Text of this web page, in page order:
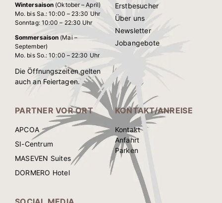
Wintersaison (Oktober – April)
Mo. bis Sa.: 10:00 – 23:30 Uhr
Sonntag: 10:00 – 22:30 Uhr
Sommersaison (Mai –
September)
Mo. bis So.: 10:00 – 22:30 Uhr
Die Öffnungszeiten gelten
auch an Feiertagen.
Erstbesucher
Über uns
Newsletter
Jobangebote
PARTNER VOR ORT
APCOA
SI-Centrum
MASEVEN Suites
DORMERO Hotel
KONTAKT/ANREISE
Kontakt
Anfahrt
Parken